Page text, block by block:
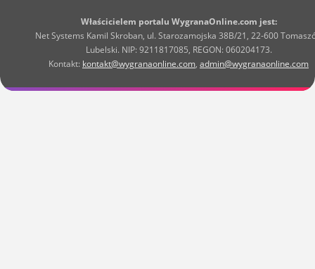
Właścicielem portalu WygranaOnline.com jest:
Net Systems Kamil Skroban, ul. Starozamojska 38B/21, 22-600
Lubelski. NIP: 9211817085, REGON: 060204173.
Kontakt: kontakt@wygranaonline.com, admin@wygranaonline.com